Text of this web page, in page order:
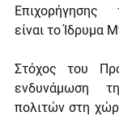
Επιχορήγησης
είναι το Ίδρυμα
Στόχος του
ενδυνάμωση
πολιτών στη